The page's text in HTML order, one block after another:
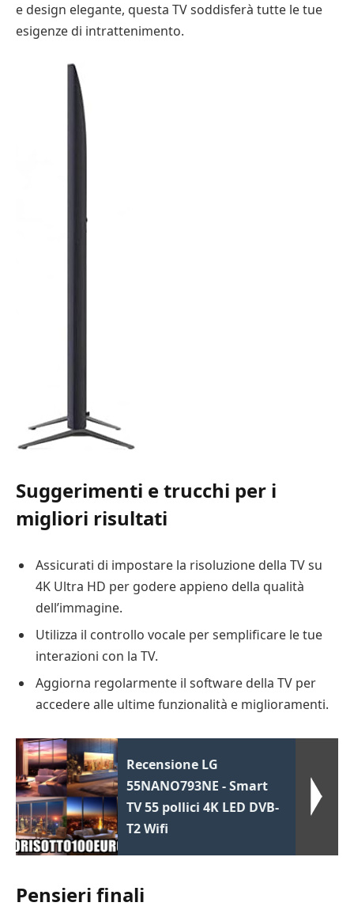
e design elegante, questa TV soddisferà tutte le tue
esigenze di intrattenimento.
Suggerimenti e trucchi per i
migliori risultati
Assicurati di impostare la risoluzione della TV su
4K Ultra HD per godere appieno della qualità
dell’immagine.
Utilizza il controllo vocale per semplificare le tue
interazioni con la TV.
Aggiorna regolarmente il software della TV per
accedere alle ultime funzionalità e miglioramenti.
Recensione LG
55NANO793NE - Smart
TV 55 pollici 4K LED DVB-
T2 Wifi
Pensieri finali